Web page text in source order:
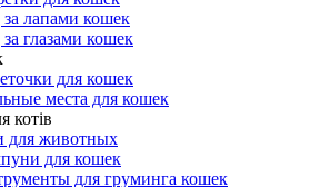
за лапами кошек
глазами кошек
для кошек
места для кошек
котів
для животных
для кошек
для груминга кошек